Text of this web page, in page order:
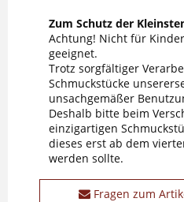
Zum Schutz der
Achtung! Nicht für
geeignet.
Trotz sorgfältiger
Schmuckstücke
unsachgemäßer
Deshalb bitte beim
einzigartigen
dieses erst ab dem
werden sollte.
Fragen zum